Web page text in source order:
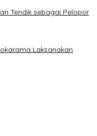
Tendik sebagai Pelopor
Laksanakan